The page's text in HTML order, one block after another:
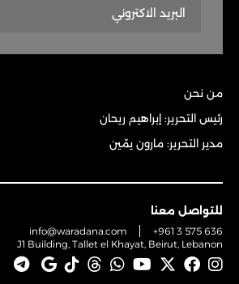
من نحن
رئيس التحرير: إبراهيم ريحان
مدير التحرير: مارون يمّين
للتواصل معنا
info@waradana.com
+961 3 575 636
J1 Building, Tallet el Khayat, Beirut, Lebanon